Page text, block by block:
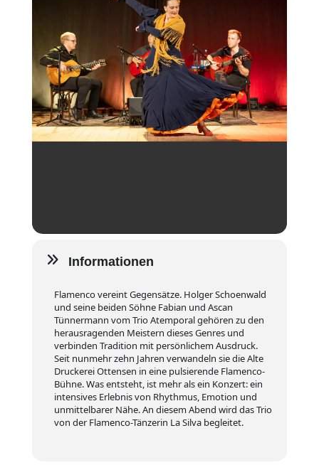
Informationen
Flamenco vereint Gegensätze. Holger Schoenwald
und seine beiden Söhne Fabian und Ascan
Tünnermann vom Trio Atemporal gehören zu den
herausragenden Meistern dieses Genres und
verbinden Tradition mit persönlichem Ausdruck.
Seit nunmehr zehn Jahren verwandeln sie die Alte
Druckerei Ottensen in eine pulsierende Flamenco-
Bühne. Was entsteht, ist mehr als ein Konzert: ein
intensives Erlebnis von Rhythmus, Emotion und
unmittelbarer Nähe. An diesem Abend wird das Trio
von der Flamenco-Tänzerin La Silva begleitet.